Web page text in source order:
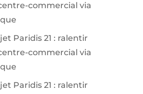
commercial via
Paridis 21 : ralentir
commercial via
Paridis 21 : ralentir